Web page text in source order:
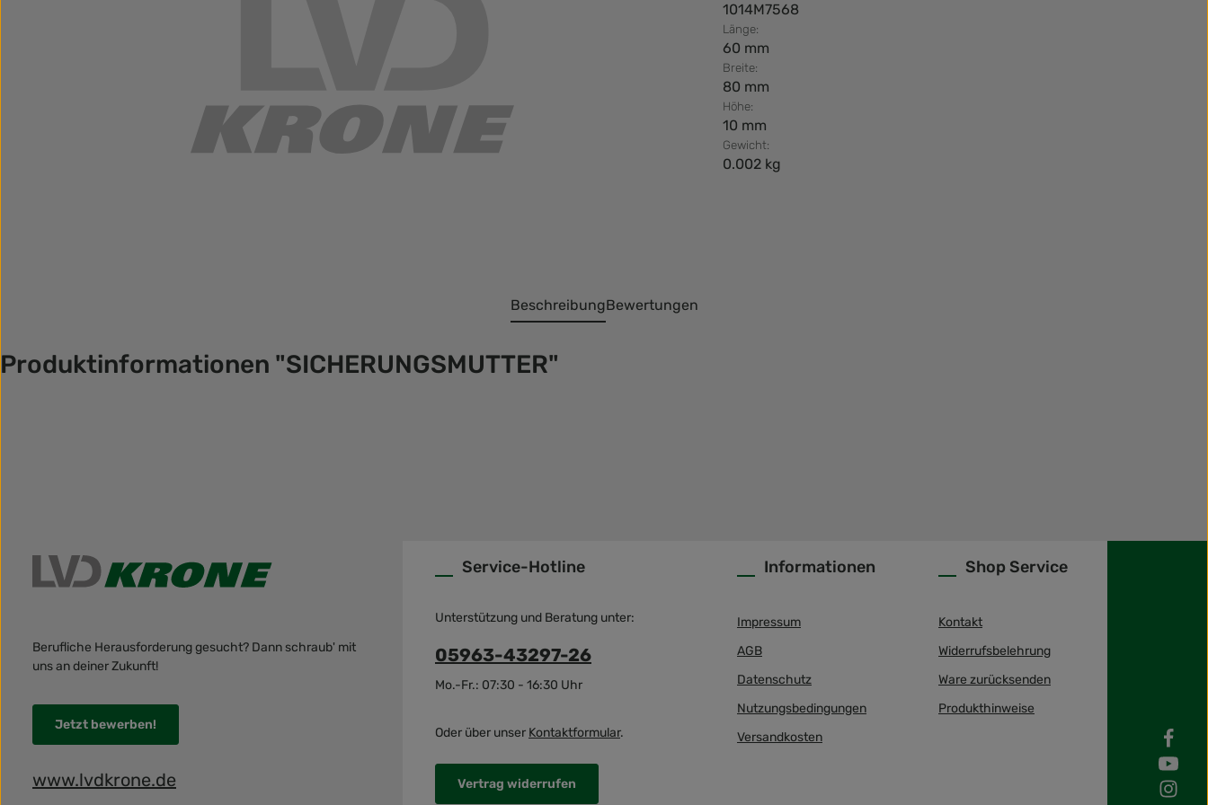
1014M7568
Länge:
60 mm
Breite:
80 mm
Höhe:
10 mm
Gewicht:
0.002 kg
BeschreibungBewertungen
Produktinformationen "SICHERUNGSMUTTER"
Berufliche Herausforderung gesucht? Dann schraub' mit
uns an deiner Zukunft!
Jetzt bewerben!
www.lvdkrone.de
Service-Hotline
Unterstützung und Beratung unter:
05963-43297-26
Mo.-Fr.: 07:30 - 16:30 Uhr
Oder über unser Kontaktformular.
Vertrag widerrufen
Informationen
Impressum
AGB
Datenschutz
Nutzungsbedingungen
Versandkosten
Shop Service
Kontakt
Widerrufsbelehrung
Ware zurücksenden
Produkthinweise